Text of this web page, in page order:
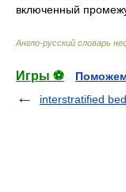
включенный
Англо-русский словарь
Игры ⚽
interstratified bed